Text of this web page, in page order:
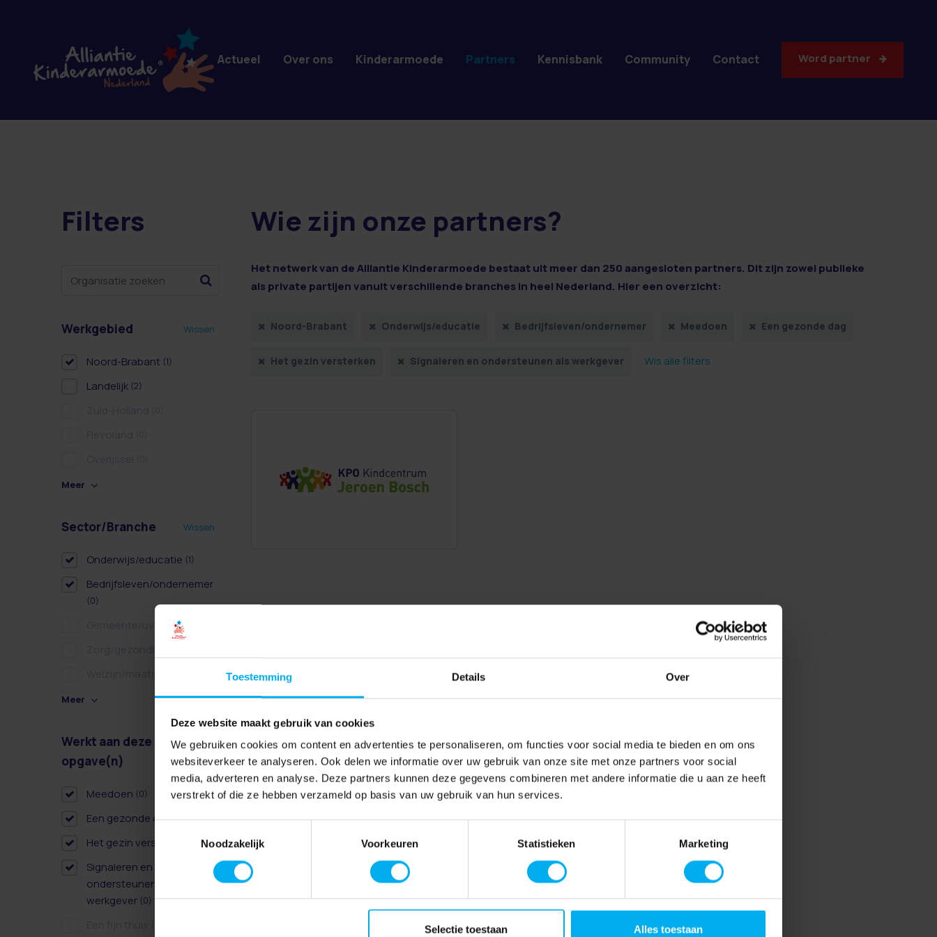
Toestemming Details Over
Deze website maakt gebruik van cookies
We gebruiken cookies om content en advertenties te personaliseren, om functies voor social media te bieden en om ons
websiteverkeer te analyseren. Ook delen we informatie over uw gebruik van onze site met onze partners voor social
media, adverteren en analyse. Deze partners kunnen deze gegevens combineren met andere informatie die u aan ze heeft
verstrekt of die ze hebben verzameld op basis van uw gebruik van hun services.
Noodzakelijk
Voorkeuren Statistieken Marketing
Selectie toestaan Alles toestaan
1 resultaten
Filters
Werkgebied Wissen
Noord-Brabant (1)
Landelijk (2)
Meer
Sector/Branche Wissen
Onderwijs/educatie (1)
Bedrijfsleven/ondernemer
(0)
Gemeente/overheid
Meer
Werkt aan deze
opgave(n)
Wissen
Meedoen (0)
Een gezonde dag(0)
Het gezin versterken
Signaleren en
ondersteunen als
werkgever (0)
Wie zijn onze partners?
Het netwerk van de Alliantie Kinderarmoede bestaat uit meer dan 250 aangesloten partners. Dit zijn zowel publieke
als private partijen vanuit verschillende branches in heel Nederland. Hier een overzicht:
Noord-Brabant Onderwijs/educatie Bedrijfsleven/ondernemer Meedoen Een gezonde dag
Het gezin versterken Signaleren en ondersteunen als werkgever Wis alle filters
Actueel Over ons Kinderarmoede Partners Kennisbank Community Contact Word partner